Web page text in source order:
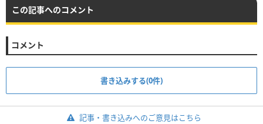
この記事へのコメント
コメント
書き込みする(0件)
記事・書き込みへのご意見はこちら